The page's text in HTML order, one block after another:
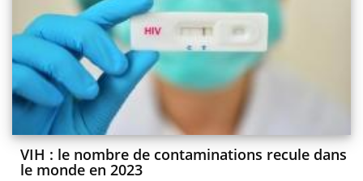
VIH : le nombre de contaminations recule dans
le monde en 2023